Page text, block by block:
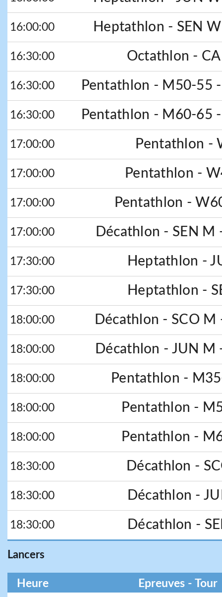
16:00:00 Heptathlon - SEN
16:30:00 Octathlon -
16:30:00 Pentathlon - M50-55
16:30:00 Pentathlon - M60-65
17:00:00 Pentathlon -
17:00:00 Pentathlon -
17:00:00 Pentathlon -
17:00:00 Décathlon - SEN
17:30:00 Heptathlon -
17:30:00 Heptathlon -
18:00:00 Décathlon - SCO
18:00:00 Décathlon - JUN M
18:00:00 Pentathlon -
18:00:00 Pentathlon -
18:00:00 Pentathlon -
18:30:00 Décathlon -
18:30:00 Décathlon -
18:30:00 Décathlon -
Lancers
Heure Epreuves - Tour